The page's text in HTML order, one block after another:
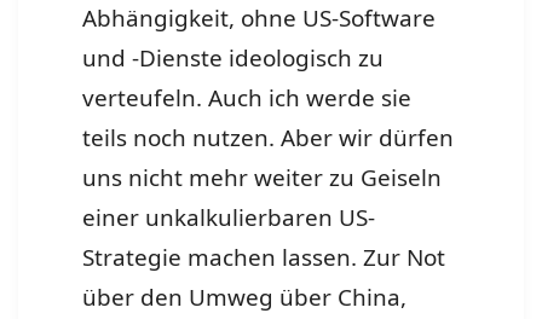
Abhängigkeit, ohne US-Software
und -Dienste ideologisch zu
verteufeln. Auch ich werde sie
teils noch nutzen. Aber wir dürfen
uns nicht mehr weiter zu Geiseln
einer unkalkulierbaren US-
Strategie machen lassen. Zur Not
über den Umweg über China,